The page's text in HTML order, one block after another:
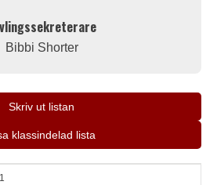
Bibbi Shorter
Skriv ut listan
klassindelad lista
1